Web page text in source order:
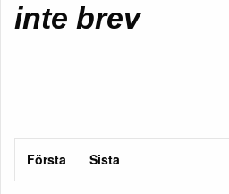
inte brev
Första Sista